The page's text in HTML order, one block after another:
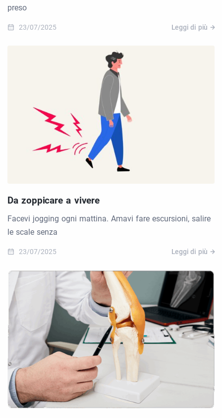
preso
23/07/2025 Leggi di più
Da zoppicare a vivere
Facevi jogging ogni mattina. Amavi fare escursioni, salire
le scale senza
23/07/2025 Leggi di più